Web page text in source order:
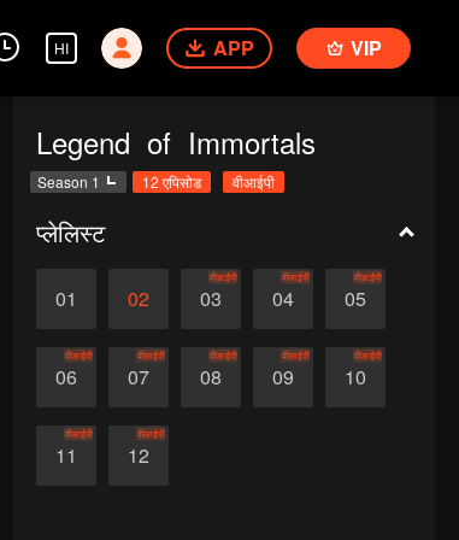
HI APP VIP
Legend of Immortals
Season 1 12 एपिसोड वीआईपी
प्लेलिस्ट
01 02 03
वीआईपी
04
वीआईपी
05
वीआईपी
06
वीआईपी
07
वीआईपी
08
वीआईपी
09
वीआईपी
10
वीआईपी
11
वीआईपी
12
वीआईपी